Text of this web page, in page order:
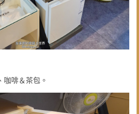
啡＆茶包。